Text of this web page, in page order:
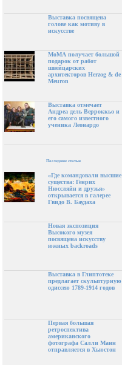
Выставка посвящена
голове как мотиву в
искусстве
МоМА получает большой
подарок от работ
швейцарских
архитекторов Herzog & de
Meuron
Выставка отмечает
Андреа дель Верроккьо и
его самого известного
ученика Леонардо
Последние статьи
«Где командовали высшие
существа: Генрих
Нюссляйн и друзья»
открывается в галерее
Гвидо В. Баудаха
Новая экспозиция
Высокого музея
посвящена искусству
южных backroads
Выставка в Глиптотеке
предлагает скульптурную
одиссею 1789-1914 годов
Первая большая
ретроспектива
американского
фотографа Салли Манн
отправляется в Хьюстон